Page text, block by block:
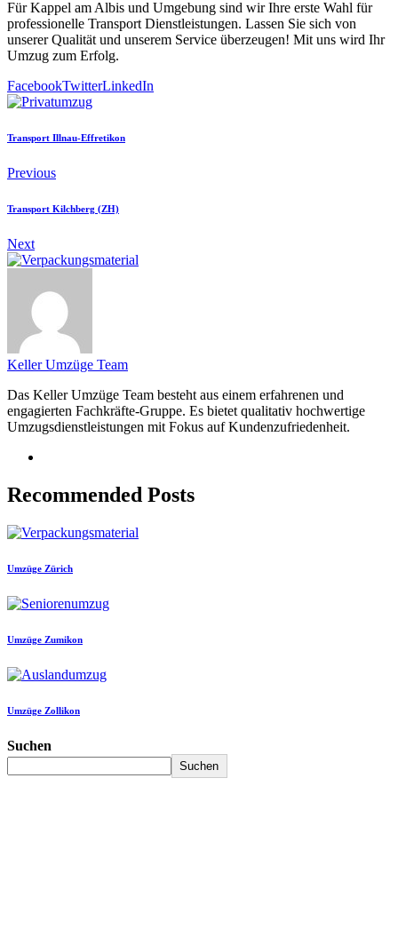
Für Kappel am Albis und Umgebung sind wir Ihre erste Wahl für
professionelle Transport Dienstleistungen. Lassen Sie sich von
unserer Qualität und unserem Service überzeugen! Mit uns wird Ihr
Umzug zum Erfolg.
FacebookTwitterLinkedIn
Transport Illnau-Effretikon
Previous
Transport Kilchberg (ZH)
Next
Keller Umzüge Team
Das Keller Umzüge Team besteht aus einem erfahrenen und
engagierten Fachkräfte-Gruppe. Es bietet qualitativ hochwertige
Umzugsdienstleistungen mit Fokus auf Kundenzufriedenheit.
Recommended Posts
Umzüge Zürich
Umzüge Zumikon
Umzüge Zollikon
Suchen
Suchen